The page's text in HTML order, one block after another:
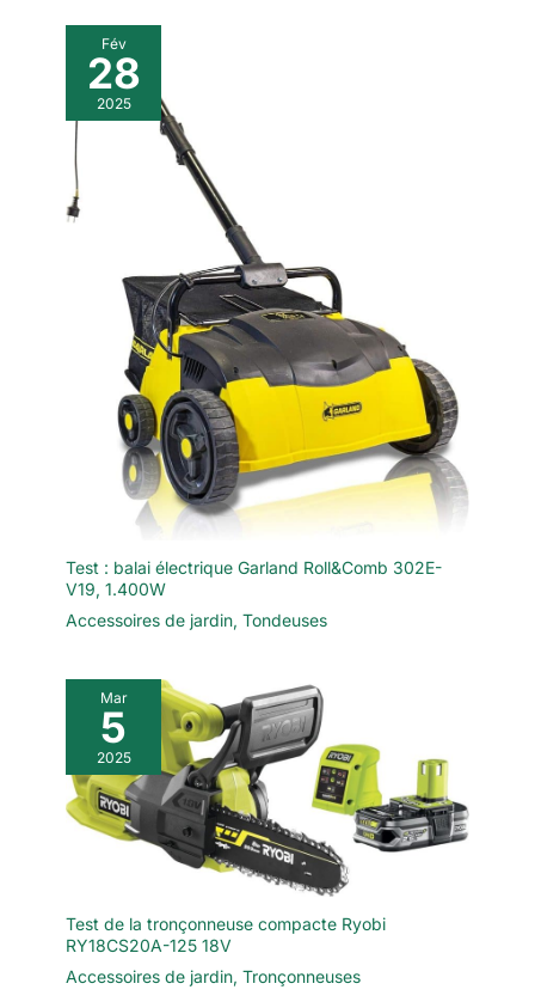
Fév
28
2025
Test : balai électrique Garland Roll&Comb 302E-
V19, 1.400W
Accessoires de jardin, Tondeuses
Mar
5
2025
Test de la tronçonneuse compacte Ryobi
RY18CS20A-125 18V
Accessoires de jardin, Tronçonneuses